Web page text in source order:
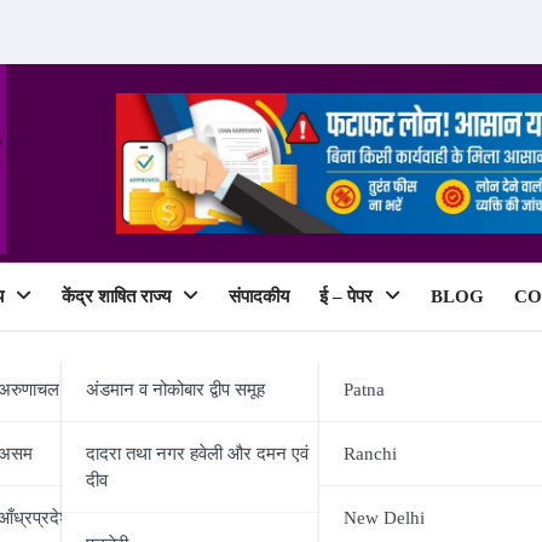
प्रदेश
केंद्र शाषित राज्य
अंडमान व नोकोबार द्वीप समूह
दादरा तथा नगर हवेली और दमन एवं
दीव
संपादकीय ई – पेपर
Patna
Ranchi
New Delhi
BLOG
का दबदबा।